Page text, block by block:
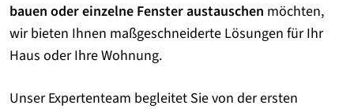
bauen oder einzelne Fenster austauschen möchten,
wir bieten Ihnen maßgeschneiderte Lösungen für Ihr
Haus oder Ihre Wohnung.
Unser Expertenteam begleitet Sie von der ersten